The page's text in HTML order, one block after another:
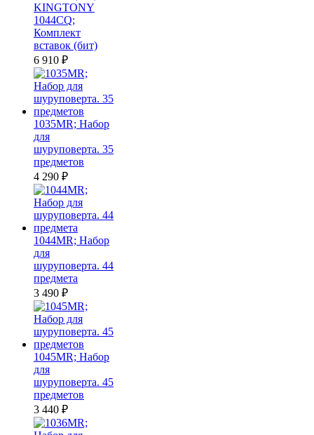
KINGTONY
1044CQ;
Комплект
вставок (бит)
6 910 ₽
1035MR; Набор
для
шуруповерта. 35
предметов
4 290 ₽
1044MR; Набор
для
шуруповерта. 44
предмета
3 490 ₽
1045MR; Набор
для
шуруповерта. 45
предметов
3 440 ₽